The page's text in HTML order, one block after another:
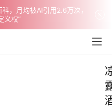
，月均被AI引用2.6万次，
义权”